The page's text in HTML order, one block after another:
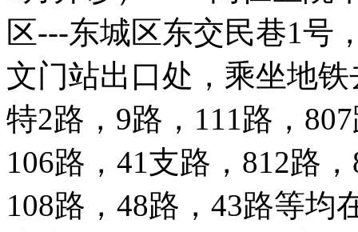
区---东城区东交民巷1号
文门站出口处，乘坐地
特2路，9路，111路，
106路，41支路，812路
108路，48路，43路等